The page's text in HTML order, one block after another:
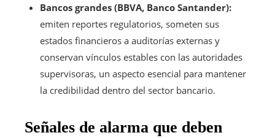
Bancos grandes (BBVA, Banco Santander):
emiten reportes regulatorios, someten sus
estados financieros a auditorías externas y
conservan vínculos estables con las autoridades
supervisoras, un aspecto esencial para mantener
la credibilidad dentro del sector bancario.
Señales de alarma que deben